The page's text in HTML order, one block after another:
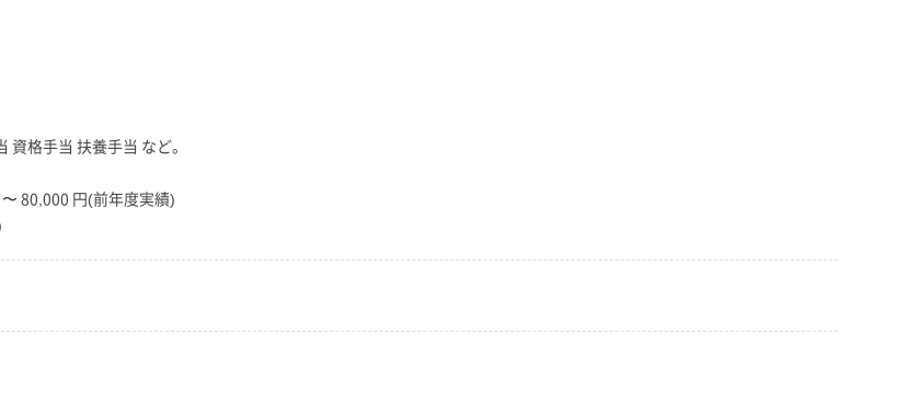
格手当 扶養手当 など。
80,000 円(前年度実績)